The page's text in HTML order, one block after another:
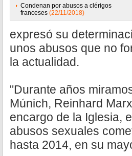
Condenan por abusos a clérigos
franceses (22/11/2018)
expresó su
unos abusos que no
la actualidad.
"Durante años
Múnich, Reinhard
encargo de la Iglesia,
abusos sexuales
hasta 2014, en su